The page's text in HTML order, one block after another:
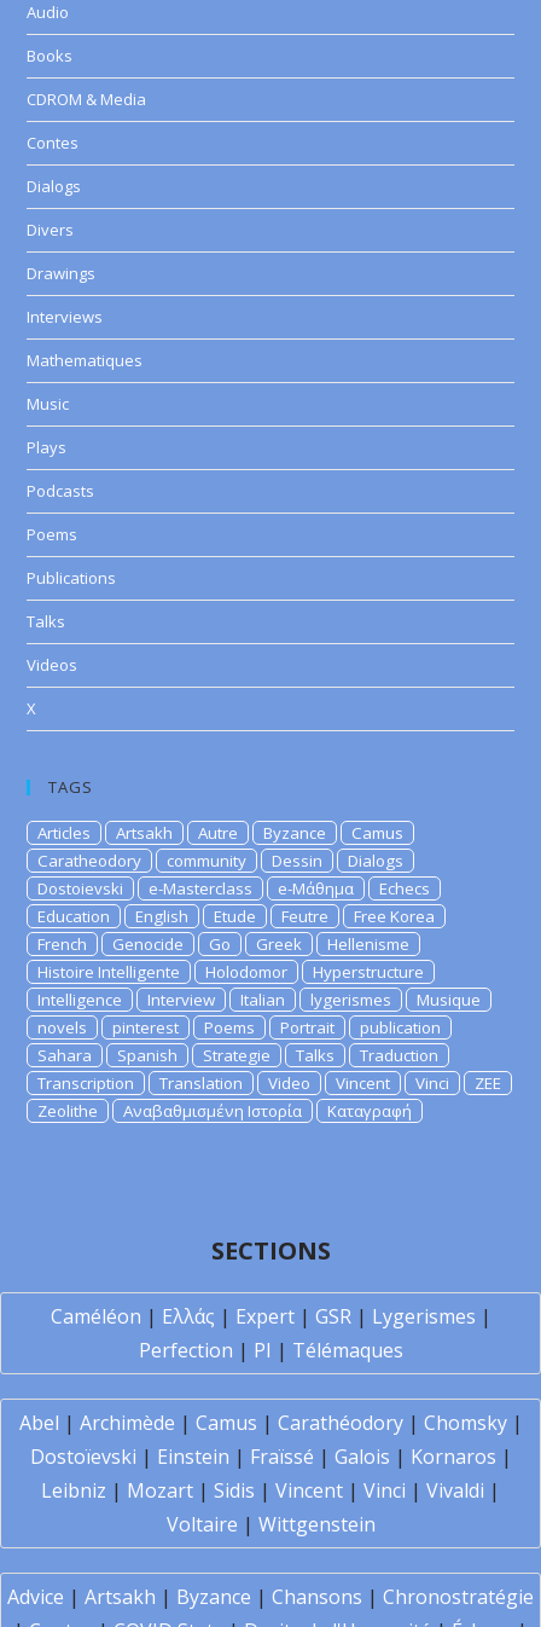
Audio
Books
CDROM & Media
Contes
Dialogs
Divers
Drawings
Interviews
Mathematiques
Music
Plays
Podcasts
Poems
Publications
Talks
Videos
X
TAGS
Articles Artsakh Autre Byzance
Camus
Caratheodory
community Dessin
Dialogs
Dostoievski
e-Masterclass e-Μάθημα
Echecs
Education
English Etude Feutre
Free Korea
French
Genocide Go Greek
Hellenisme
Histoire Intelligente
Holodomor
Hyperstructure
Intelligence
Interview Italian lygerismes
Musique
novels
pinterest Poems Portrait
publication
Sahara
Spanish Strategie Talks
Traduction
Transcription
Translation Video Vincent Vinci
ZEE
Zeolithe
Αναβαθμισμένη Ιστορία Καταγραφή
SECTIONS
Caméléon | Ελλάς | Expert| GSR| Lygerismes |
Perfection | PI | Télémaques
Abel | Archimède | Camus | Carathéodory| Chomsky|
Dostoïevski | Einstein | Fraïssé | Galois | Kornaros |
Leibniz | Mozart | Sidis | Vincent | Vinci | Vivaldi |
Voltaire | Wittgenstein
Advice | Artsakh | Byzance | Chansons | Chronostratégie